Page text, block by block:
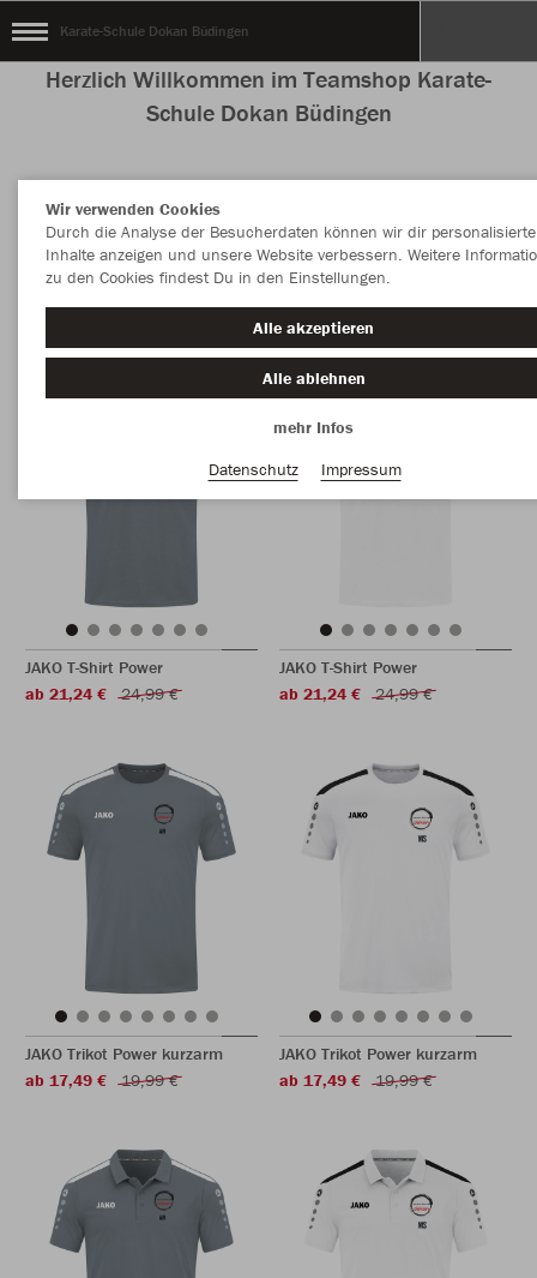
Karate-Schule Dokan Büdingen
Herzlich Willkommen im Teamshop Karate-
Schule Dokan Büdingen
Nachhaltig Farbe
JAKO T-Shirt Power
ab 21,24 €
24,99 €
JAKO T-Shirt Power
ab 21,24 €
24,99 €
JAKO Trikot Power kurzarm
ab 17,49 €
19,99 €
JAKO Trikot Power kurzarm
ab 17,49 €
19,99 €
Wir verwenden Cookies
Durch die Analyse der Besucherdaten können wir dir personalisierte
Inhalte anzeigen und unsere Website verbessern. Weitere
zu den Cookies findest Du in den Einstellungen.
Alle akzeptieren
Alle ablehnen
mehr Infos
Datenschutz
Impressum